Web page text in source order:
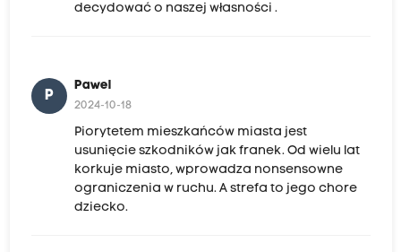
decydować o naszej własności .
P
Pawel
2024-10-18
Piorytetem mieszkańców miasta jest
usunięcie szkodników jak franek. Od wielu lat
korkuje miasto, wprowadza nonsensowne
ograniczenia w ruchu. A strefa to jego chore
dziecko.